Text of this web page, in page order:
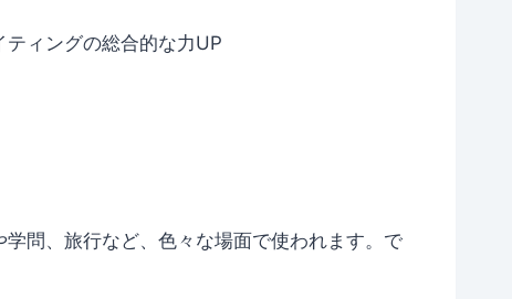
ティングの総合的な力UP
問、旅行など、色々な場面で使われます。で